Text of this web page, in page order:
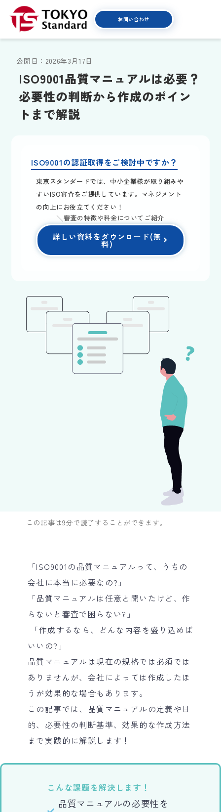
お問い合わせ
公開日：2026年3月17日
ISO9001品質マニュアルは必要？
必要性の判断から作成のポイン
トまで解説
ISO9001の認証取得をご検討中ですか？
東京スタンダードでは、中小企業様が取り組みや
すいISO審査をご提供しています。マネジメント
の向上にお役立てください！
╲審査の特徴や料金についてご紹介
しています╱
詳しい資料をダウンロード(無
料)
この記事は9分で読了することができます。
「ISO9001の品質マニュアルって、うちの
会社に本当に必要なの?」
「品質マニュアルは任意と聞いたけど、作
らないと審査で困らない?」
「作成するなら、どんな内容を盛り込めば
いいの?」
品質マニュアルは現在の規格では必須では
ありませんが、会社によっては作成したほ
うが効果的な場合もあります。
この記事では、品質マニュアルの定義や目
的、必要性の判断基準、効果的な作成方法
まで実践的に解説します！
こんな課題を解決します！
品質マニュアルの必要性を